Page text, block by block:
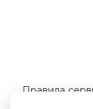
Правила